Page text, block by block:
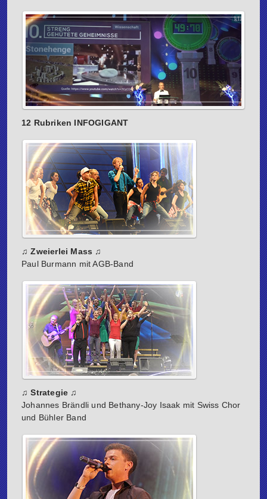
12 Rubriken INFOGIGANT
♫ Zweierlei Mass ♫
Paul Burmann mit AGB-Band
♫ Strategie ♫
Johannes Brändli und Bethany-Joy Isaak mit Swiss Chor
und Bühler Band